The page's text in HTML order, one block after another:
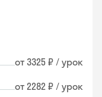
от 3325 ₽ / урок
от 2282 ₽ / урок